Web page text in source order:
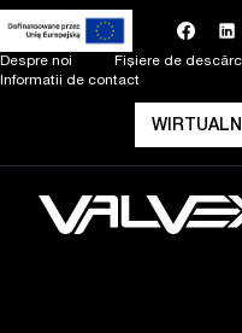
Despre noi Fișiere de
Informatii de contact